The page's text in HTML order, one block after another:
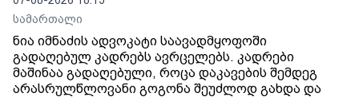
სამართალი
ნია იმნაძის ადვოკატი საავადმყოფოში
გადაღებულ კადრებს ავრცელებს. კადრები
მაშინაა გადაღებული, როცა დაკავების შემდეგ
არასრულწლოვანი გოგონა შეუძლოდ გახდა და